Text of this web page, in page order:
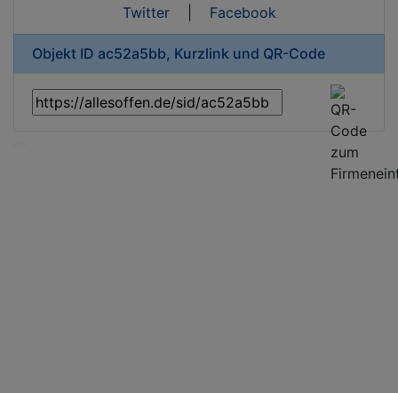
Twitter| Facebook
Objekt ID ac52a5bb, Kurzlink und QR-Code